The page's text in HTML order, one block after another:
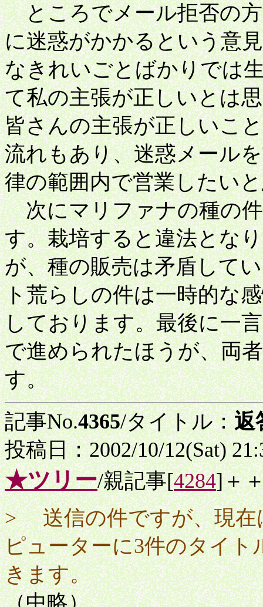
ところでメール拒否の方
に迷惑がかかるという意
なきれいごとばかりでは
て私の主張が正しいとは
皆さんの主張が正しいこ
流れもあり、迷惑メール
律の範囲内で営業したい
次にマリファナの種の件
す。栽培すると違法とな
が、種の販売は矛盾して
ト荒らしの件は一時的な
しております。最後に一
で進められたほうが、両
す。
記事No.4365/タイトル：返
投稿日：2002/10/12(Sat)
★ツリー/親記事[4284]＋
> 送信の件ですが、現在
ピューターに3件のタイ
きます。